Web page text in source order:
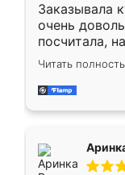
Заказывала
очень
посчитала,
Замерщик
делу со
за день,
Читать